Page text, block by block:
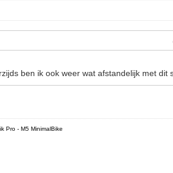
ben ik ook weer wat afstandelijk met dit
Pro - M5 MinimalBike